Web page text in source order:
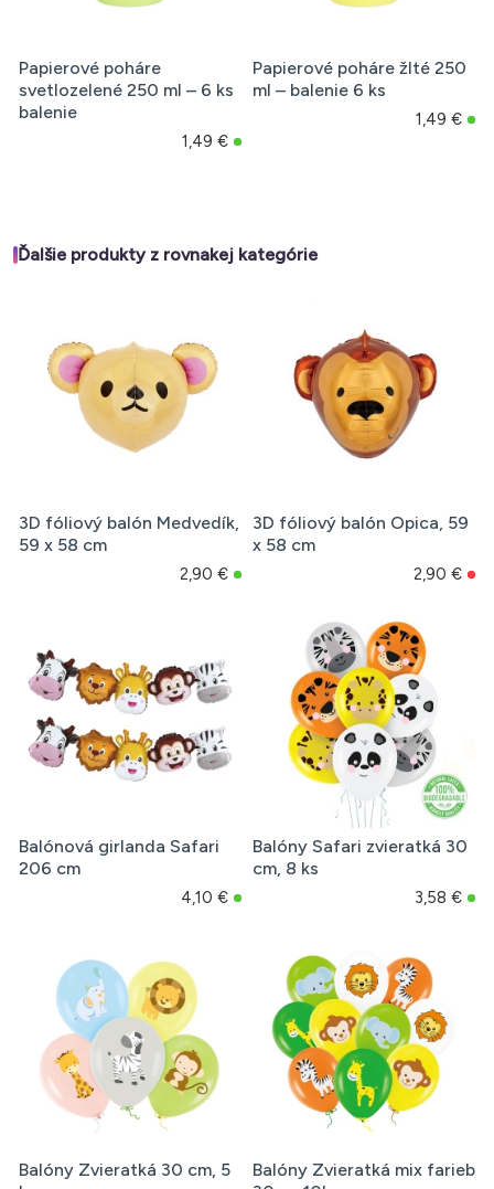
Papierové poháre
svetlozelené 250 ml – 6 ks
balenie
1,49 €
Papierové poháre žlté 250
ml – balenie 6 ks
1,49 €
Ďalšie produkty z rovnakej kategórie
3D fóliový balón Medvedík,
59 x 58 cm
2,90 €
3D fóliový balón Opica, 59
x 58 cm
2,90 €
Balónová girlanda Safari
206 cm
4,10 €
Balóny Safari zvieratká 30
cm, 8 ks
3,58 €
Balóny Zvieratká 30 cm, 5
Balóny Zvieratká mix farieb